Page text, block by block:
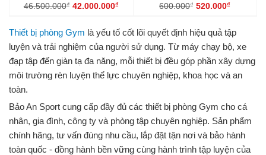
46.500.000₫ 42.000.000₫ 600.000₫ 520.000₫
Thiết bị phòng Gym là yếu tố cốt lõi quyết định hiệu quả tập
luyện và trải nghiệm của người sử dụng. Từ máy chạy bộ, xe
đạp tập đến giàn tạ đa năng, mỗi thiết bị đều góp phần xây dựng
môi trường rèn luyện thể lực chuyên nghiệp, khoa học và an
toàn.
Bảo An Sport cung cấp đầy đủ các thiết bị phòng Gym cho cá
nhân, gia đình, công ty và phòng tập chuyên nghiệp. Sản phẩm
chính hãng, tư vấn đúng nhu cầu, lắp đặt tận nơi và bảo hành
toàn quốc - đồng hành bền vững cùng hành trình tập luyện của